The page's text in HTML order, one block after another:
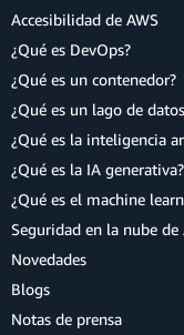
Accesibilidad de AWS
¿Qué es DevOps?
¿Qué es un contenedor?
¿Qué es un lago de
¿Qué es la inteligencia
¿Qué es la IA generativa?
¿Qué es el machine
Seguridad en la nube de
Novedades
Blogs
Notas de prensa